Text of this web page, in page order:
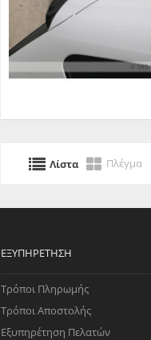
Λίστα Πλέγμα
ΕΞΥΠΗΡΈΤΗΣΗ
Τρόποι Πληρωμής
Τρόποι Αποστολής
Εξυπηρέτηση Πελατών